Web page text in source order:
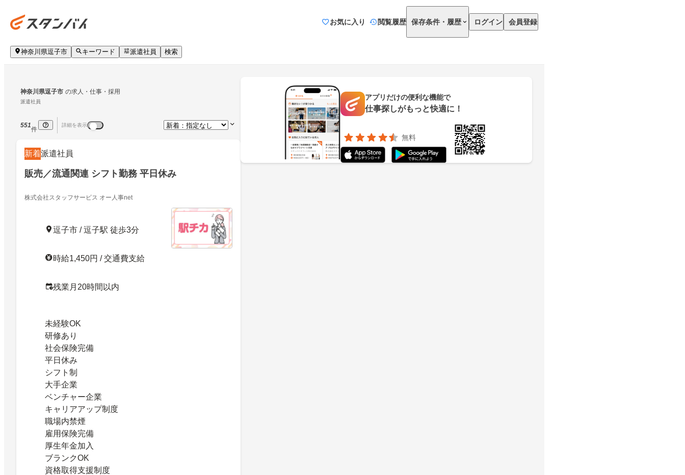
お気に入り 閲覧履歴 保存条件・履歴 ログイン 会員登録
神奈川県逗子市 キーワード 派遣社員 検索
神奈川県逗子市 の求人・仕事・採用
派遣社員
551
件
詳細を表示
新着派遣社員
販売／流通関連 シフト勤務 平日休み
株式会社スタッフサービス オー人事net
逗子市 / 逗子駅 徒歩3分
時給1,450円 / 交通費支給
残業月20時間以内
未経験OK
研修あり
社会保険完備
平日休み
シフト制
大手企業
ベンチャー企業
キャリアアップ制度
職場内禁煙
雇用保険完備
厚生年金加入
ブランクOK
資格取得支援制度
アプリだけの便利な機能で
仕事探しがもっと快適に！
無料